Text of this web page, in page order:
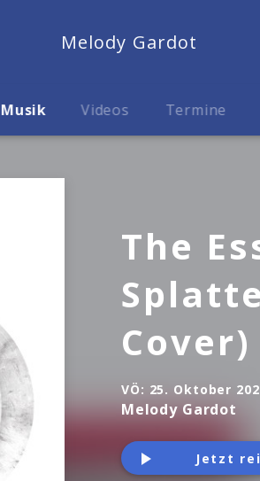
Melody Gardot
Musik Videos Termine
The
Cover)
VÖ: 25. Oktober
Melody Gardot
Jetzt